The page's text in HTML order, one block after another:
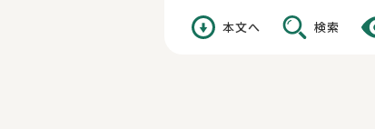
本文へ 検索